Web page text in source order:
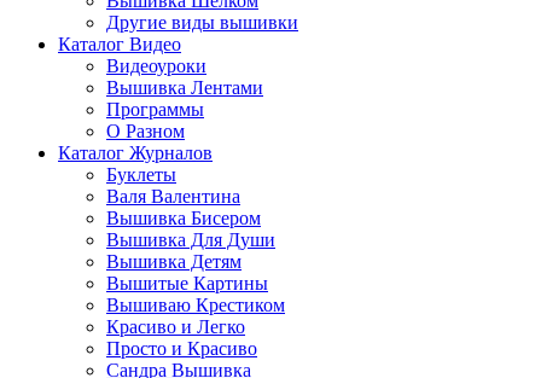
Другие виды вышивки
Каталог Видео
Видеоуроки
Вышивка Лентами
Программы
О Разном
Каталог Журналов
Буклеты
Валя Валентина
Вышивка Бисером
Вышивка Для Души
Вышивка Детям
Вышитые Картины
Вышиваю Крестиком
Красиво и Легко
Просто и Красиво
Сандра Вышивка